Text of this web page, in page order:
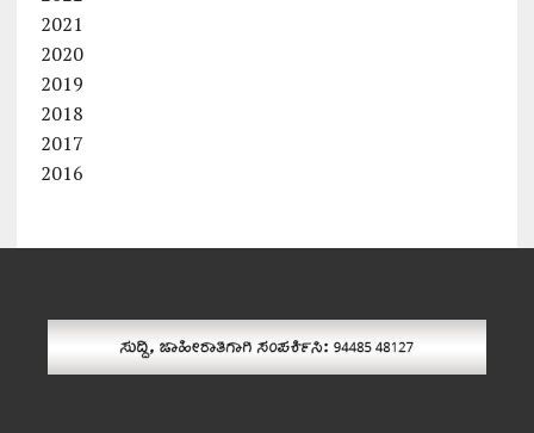
2021
2020
2019
2018
2017
2016